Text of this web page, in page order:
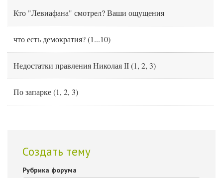
Кто "Левиафана" смотрел? Ваши ощущения
что есть демократия?(1...10)
Недостатки правления Николая ІІ(1, 2, 3)
По запарке(1, 2, 3)
Создать тему
Рубрика форума